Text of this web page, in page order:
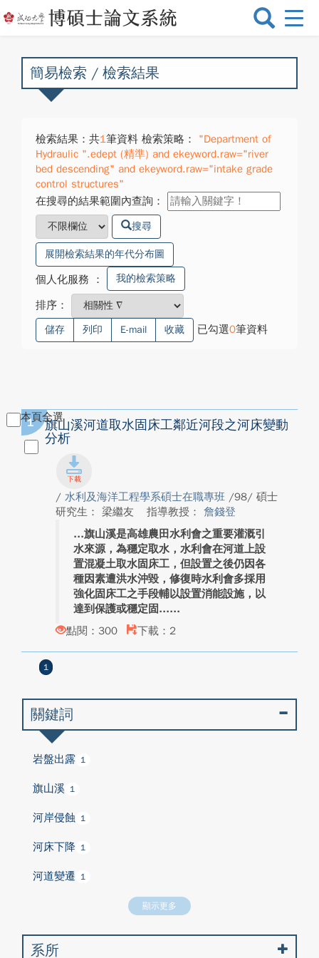
選
換
簡易檢索 / 檢索結果
檢索結果：共1筆資料 檢索策略：
"Department of
Hydraulic ".edept (精準) and ekeyword.raw="river
bed descending" and ekeyword.raw="intake grade
control structures"
在搜尋的結果範圍內查詢：
搜尋
展開檢索結果的年代分布圖
個人化服務 ： 我的檢索策略
排序：
儲存 列印 E-mail 收藏 已勾選0筆資料
本頁全選
1
旗山溪河道取水固床工鄰近河段之河床變動
分析
/ 水利及海洋工程學系碩士在職專班 /98/ 碩士
研究生： 梁繼友
指導教授： 詹錢登
旗山溪是高雄農田水利會之重要灌溉引
水來源，為穩定取水，水利會在河道上設
置混凝土取水固床工，但設置之後仍因各
種因素遭洪水沖毀，修復時水利會多採用
強化固床工之手段輔以設置消能設施，以
達到保護或穩定固...
點閱：300
下載：2
1
關鍵詞
岩盤出露 1
旗山溪 1
河岸侵蝕 1
河床下降 1
河道變遷 1
顯示更多
系所